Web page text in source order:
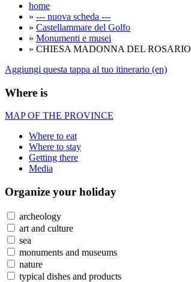
home
» --- nuova scheda ---
» Castellammare del Golfo
» Monumenti e musei
» CHIESA MADONNA DEL ROSARIO
Aggiungi questa tappa al tuo itinerario (en)
Where is
MAP OF THE PROVINCE
Where to eat
Where to stay
Getting there
Media
Organize your holiday
archeology
art and culture
sea
monuments and museums
nature
typical dishes and products